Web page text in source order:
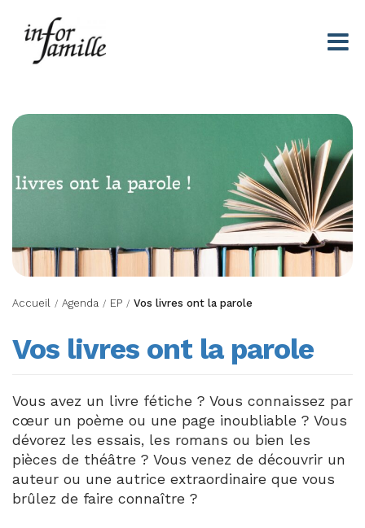
Accueil / Agenda / EP / Vos livres ont la parole
Vos livres ont la parole
Vous avez un livre fétiche ? Vous connaissez par
cœur un poème ou une page inoubliable ? Vous
dévorez les essais, les romans ou bien les
pièces de théâtre ? Vous venez de découvrir un
auteur ou une autrice extraordinaire que vous
brûlez de faire connaître ?